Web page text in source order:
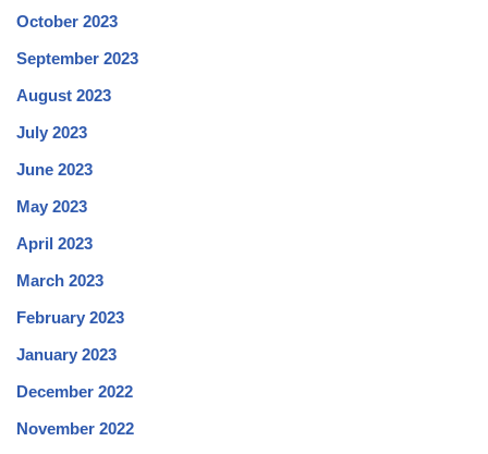
October 2023
September 2023
August 2023
July 2023
June 2023
May 2023
April 2023
March 2023
February 2023
January 2023
December 2022
November 2022